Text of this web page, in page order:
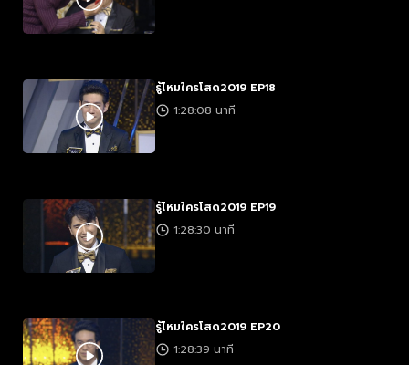
รู้ไหมใครโสด2019 EP18
1:28:08 นาที
รู้ไหมใครโสด2019 EP19
1:28:30 นาที
รู้ไหมใครโสด2019 EP20
1:28:39 นาที